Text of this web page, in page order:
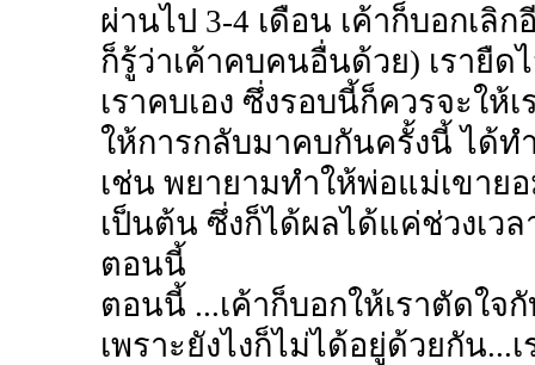
ผ่านไป 3-4 เดือน เค้าก็บอกเลิก
ก็รู้ว่าเค้าคบคนอื่นด้วย) เรายืด
เราคบเอง ซึ่งรอบนี้ก็ควรจะให้
ให้การกลับมาคบกันครั้งนี้ ได้
เช่น พยายามทำให้พ่อแม่เขาย
เป็นต้น ซึ่งก็ได้ผลได้แค่ช่วงเว
ตอนนี้
ตอนนี้ ...เค้าก็บอกให้เราตัดใจ
เพราะยังไงก็ไม่ได้อยู่ด้วยกัน...